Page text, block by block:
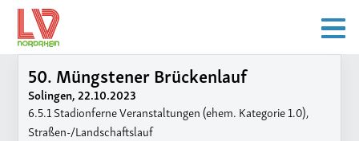
50. Müngstener Brückenlauf
Solingen, 22.10.2023
6.5.1 Stadionferne Veranstaltungen (ehem. Kategorie 1.0),
Straßen-/Landschaftslauf